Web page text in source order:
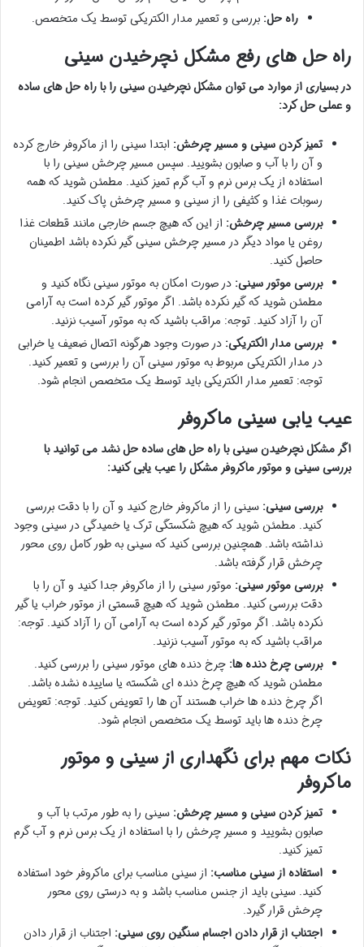
راه حل: بررسی و تعمیر مدار الکتریکی توسط یک متخصص.
راه حل های رفع مشکل نچرخیدن سینی
در بسیاری از موارد می توان مشکل نچرخیدن سینی را با راه حل های ساده
و عملی حل کرد:
تمیز کردن سینی و مسیر چرخش: ابتدا سینی را از ماکروفر خارج کرده
و آن را با آب و صابون بشویید. سپس مسیر چرخش سینی را با
استفاده از یک برس نرم و آب گرم تمیز کنید. مطمئن شوید که همه
رسوبات غذا و کثیفی را از سینی و مسیر چرخش پاک کنید.
بررسی مسیر چرخش: از این که هیچ جسم خارجی مانند قطعات غذا
روغن یا مواد دیگر در مسیر چرخش سینی گیر نکرده باشد اطمینان
حاصل کنید.
بررسی موتور سینی: در صورت امکان به موتور سینی نگاه کنید و
مطمئن شوید که گیر نکرده باشد. اگر موتور گیر کرده است به آرامی
آن را آزاد کنید. توجه: مراقب باشید که به موتور آسیب نزنید.
بررسی مدار الکتریکی: در صورت وجود هرگونه اتصال ضعیف یا خرابی
در مدار الکتریکی مربوط به موتور سینی آن را بررسی و تعمیر کنید.
توجه: تعمیر مدار الکتریکی باید توسط یک متخصص انجام شود.
عیب یابی سینی ماکروفر
اگر مشکل نچرخیدن سینی با راه حل های ساده حل نشد می توانید با
بررسی سینی و موتور ماکروفر مشکل را عیب یابی کنید:
بررسی سینی: سینی را از ماکروفر خارج کنید و آن را با دقت بررسی
کنید. مطمئن شوید که هیچ شکستگی ترک یا خمیدگی در سینی وجود
نداشته باشد. همچنین بررسی کنید که سینی به طور کامل روی محور
چرخش قرار گرفته باشد.
بررسی موتور سینی: موتور سینی را از ماکروفر جدا کنید و آن را با
دقت بررسی کنید. مطمئن شوید که هیچ قسمتی از موتور خراب یا گیر
نکرده باشد. اگر موتور گیر کرده است به آرامی آن را آزاد کنید. توجه:
مراقب باشید که به موتور آسیب نزنید.
بررسی چرخ دنده ها: چرخ دنده های موتور سینی را بررسی کنید.
مطمئن شوید که هیچ چرخ دنده ای شکسته یا ساییده نشده باشد.
اگر چرخ دنده ها خراب هستند آن ها را تعویض کنید. توجه: تعویض
چرخ دنده ها باید توسط یک متخصص انجام شود.
نکات مهم برای نگهداری از سینی و موتور
ماکروفر
تمیز کردن سینی و مسیر چرخش: سینی را به طور مرتب با آب و
صابون بشویید و مسیر چرخش را با استفاده از یک برس نرم و آب گرم
تمیز کنید.
استفاده از سینی مناسب: از سینی مناسب برای ماکروفر خود استفاده
کنید. سینی باید از جنس مناسب باشد و به درستی روی محور
چرخش قرار گیرد.
اجتناب از قرار دادن اجسام سنگین روی سینی: اجتناب از قرار دادن